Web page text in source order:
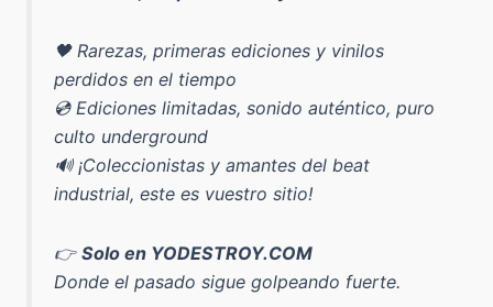
🖤 Rarezas, primeras ediciones y vinilos
perdidos en el tiempo
💿 Ediciones limitadas, sonido auténtico, puro
culto underground
🔊 ¡Coleccionistas y amantes del beat
industrial, este es vuestro sitio!
👉Solo en YODESTROY.COM
Donde el pasado sigue golpeando fuerte.